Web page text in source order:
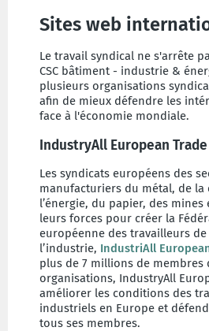
Sites web
Le travail syndical ne s'arrête
CSC bâtiment - industrie &
plusieurs organisations
afin de mieux défendre les
face à l'économie mondiale.
IndustryAll European
Les syndicats européens des
manufacturiers du métal, de la
l’énergie, du papier, des
leurs forces pour créer la
européenne des travailleurs de
l’industrie, IndustriAll
plus de 7 millions de membres
organisations, IndustryAll
améliorer les conditions des
industriels en Europe et
tous ses membres.